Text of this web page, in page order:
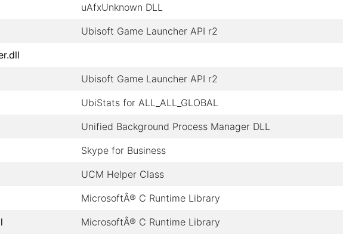
uAfxUnknown DLL
Ubisoft Game Launcher API r2
Ubisoft Game Launcher API r2
UbiStats for ALL_ALL_GLOBAL
Unified Background Process Manager DLL
Skype for Business
UCM Helper Class
MicrosoftÂ® C Runtime Library
MicrosoftÂ® C Runtime Library